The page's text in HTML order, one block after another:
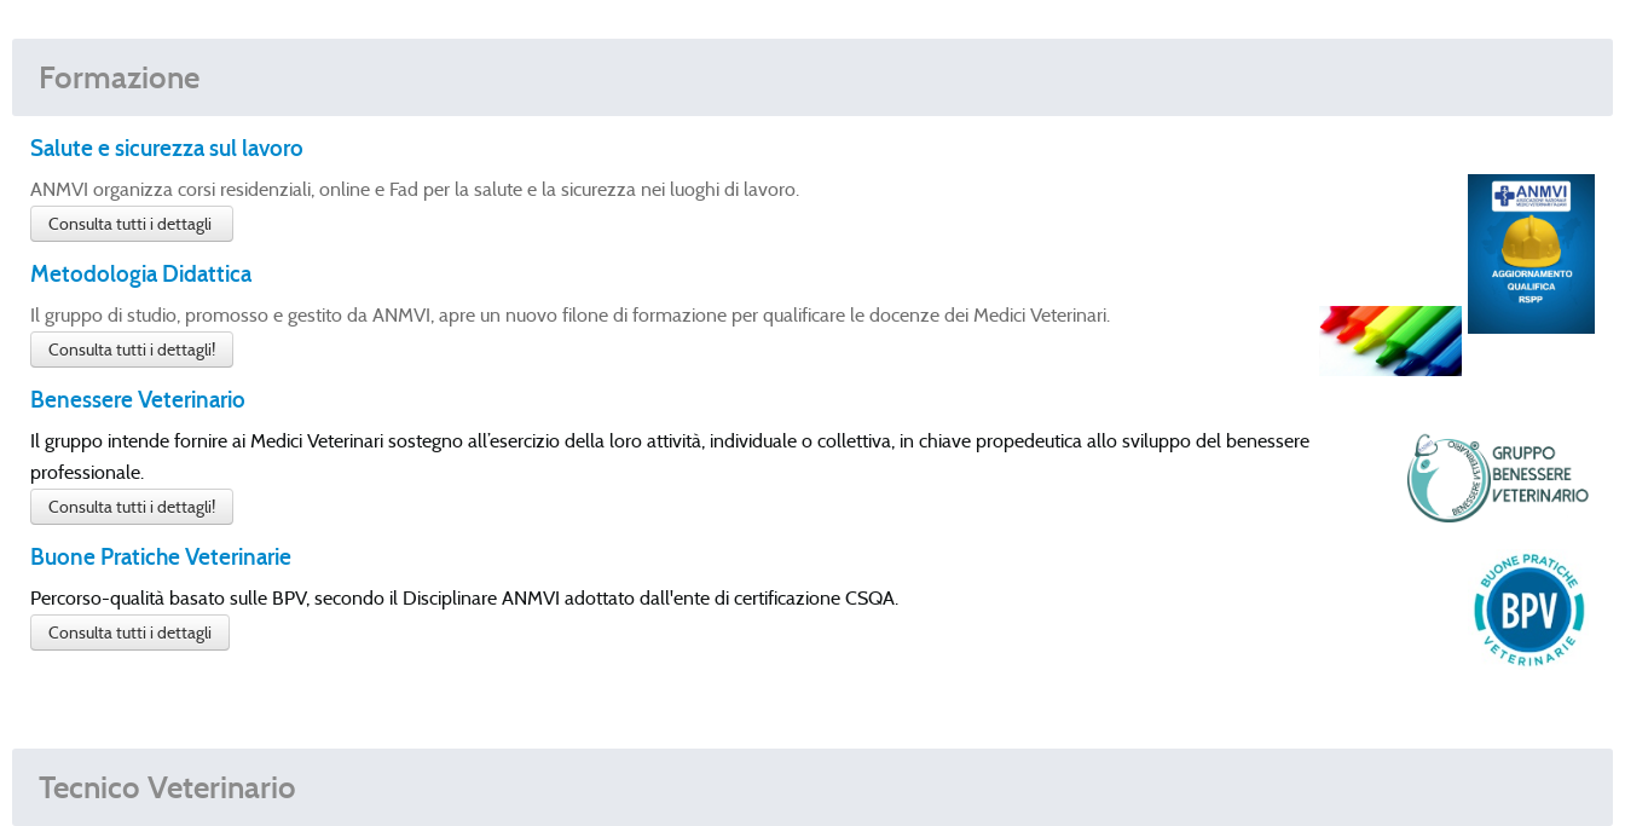
Formazione
Salute e sicurezza sul lavoro
ANMVI organizza corsi residenziali, online e Fad per la salute e la sicurezza nei luoghi di lavoro.
Consulta tutti i dettagli
Metodologia Didattica
Il gruppo di studio, promosso e gestito da ANMVI, apre un nuovo filone di formazione per qualificare le docenze dei Medici Veterinari.
Consulta tutti i dettagli!
Benessere Veterinario
Il gruppo intende fornire ai Medici Veterinari sostegno all’esercizio della loro attività, individuale o collettiva, in chiave propedeutica allo sviluppo del benessere
professionale.
Consulta tutti i dettagli!
Buone Pratiche Veterinarie
Percorso-qualità basato sulle BPV, secondo il Disciplinare ANMVI adottato dall'ente di certificazione CSQA.
Consulta tutti i dettagli
Tecnico Veterinario